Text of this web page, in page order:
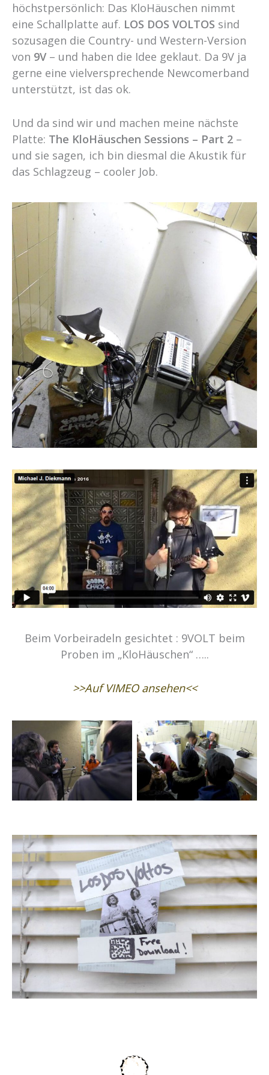
höchstpersönlich: Das KloHäuschen nimmt
eine Schallplatte auf. LOS DOS VOLTOS sind
sozusagen die Country- und Western-Version
von 9V – und haben die Idee geklaut. Da 9V ja
gerne eine vielversprechende Newcomerband
unterstützt, ist das ok.
Und da sind wir und machen meine nächste
Platte: The KloHäuschen Sessions – Part 2 –
und sie sagen, ich bin diesmal die Akustik für
das Schlagzeug – cooler Job.
Beim Vorbeiradeln gesichtet : 9VOLT beim
Proben im „KloHäuschen“ …..
>>Auf VIMEO ansehen<<